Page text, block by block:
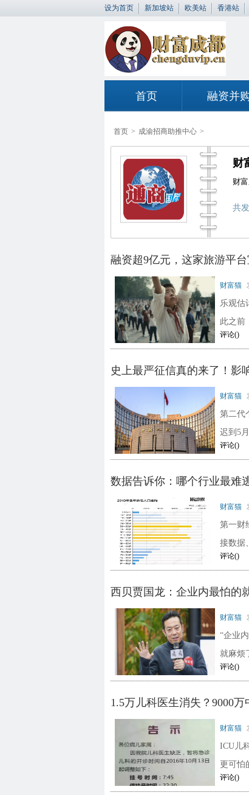
设为首页 新加坡站 欧美站 香港站
首页 融资并
首页 > 成渝招商助推中心 >
财
财
共
融资超9亿元，这家旅游平台
财富猫
乐观估
此之前
评论()
史上最严征信真的来了！影
财富猫
第二代
迟到5
评论()
数据告诉你：哪个行业最难
财富猫
第一财
接数据
评论()
西贝贾国龙：企业内最怕的
财富猫
“企业
就麻烦
评论()
1.5万儿科医生消失？9000
财富猫
ICU儿
更可
评论()